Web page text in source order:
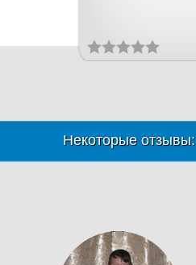
Некоторые отзывы: